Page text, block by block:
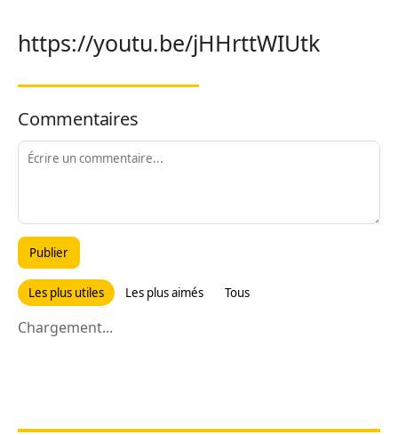
https://youtu.be/jHHrttWIUtk
Commentaires
Publier
Les plus utiles Les plus aimés Tous
Chargement...